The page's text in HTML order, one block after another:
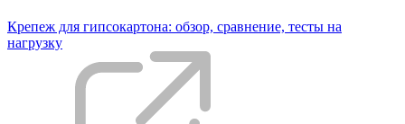
Крепеж для гипсокартона: обзор, сравнение, тесты на
нагрузку